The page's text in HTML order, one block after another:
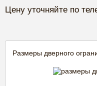
Цену уточняйте по
Размеры дверного